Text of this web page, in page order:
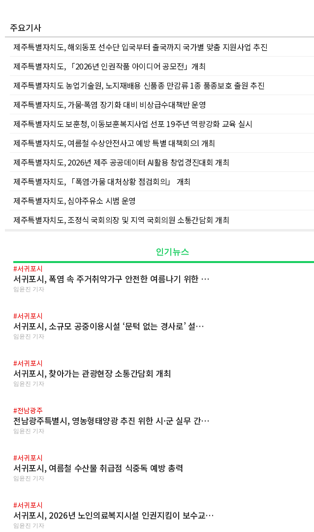
주요기사
제주특별자치도, 해외동포 선수단 입국부터 출국까지 국가별 맞춤 지원사업 추진
제주특별자치도, 「2026년 인권작품 아이디어 공모전」개최
제주특별자치도 농업기술원, 노지재배용 신품종 만감류 1종 품종보호 출원 추진
제주특별자치도, 가뭄·폭염 장기화 대비 비상급수대책반 운영
제주특별자치도 보훈청, 이동보훈복지사업 선포 19주년 역량강화 교육 실시
제주특별자치도, 여름철 수상안전사고 예방 특별 대책회으l 개최
제주특별자치도, 2026년 제주 공공데이터 AI활용 창업경진대회 개최
제주특별자치도, 「폭염·가뭄 대처상황 점검회의」 개최
제주특별자치도, 심야주유소 시범 운영
제주특별자치도, 조정식 국회의장 및 지역 국회의원 소통간담회 개최
인기뉴스
#서귀포시
서귀포시, 폭염 속 주거취약가구 안전한 여름나기 위한 …
임윤진 기자
#서귀포시
서귀포시, 소규모 공중이용시설 ‘문턱 없는 경사로’ 설…
임윤진 기자
#서귀포시
서귀포시, 찾아가는 관광현장 소통간담회 개최
임윤진 기자
#전남광주
전남광주특별시, 영농형태양광 추진 위한 시·군 실무 간…
임윤진 기자
#서귀포시
서귀포시, 여름철 수산물 취급점 식중독 예방 총력
임윤진 기자
#서귀포시
서귀포시, 2026년 노인의료복지시설 인권지킴이 보수교…
임윤진 기자